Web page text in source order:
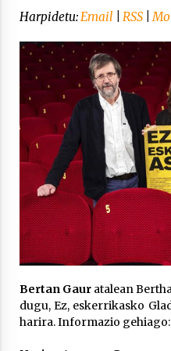
2021/10/
Azaroak
IX.
2021/
Segura
2021/07/
2021/07/
Harpidetu:Email RSS|
Bertan Gauratalean
dugu, Ez, eskerrikasko
harira. Informazio gehiago: